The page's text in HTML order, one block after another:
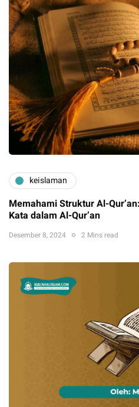
keislaman
Memahami Struktur Al-
Kata dalam Al-Qur’an
Desember 8, 2024 2 Mins read